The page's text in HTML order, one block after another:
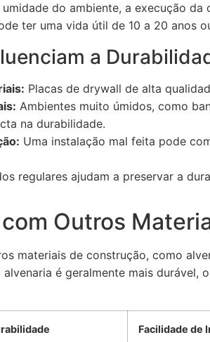
do ambiente, a execução
ter uma vida útil de 10 a 20 anos
a
Placas de drywall de alta
Ambientes muito úmidos, como
na durabilidade.
Uma instalação mal feita pode
regulares ajudam a preservar a
Outros
materiais de construção, como
alvenaria é geralmente mais
Facilidade de